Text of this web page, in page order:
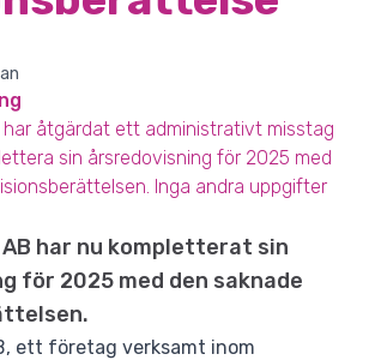
åtgärdat ett administrativt misstag
sin årsredovisning för 2025 med
Inga andra uppgifter
har nu kompletterat sin
för 2025 med den saknade
ett företag verksamt inom